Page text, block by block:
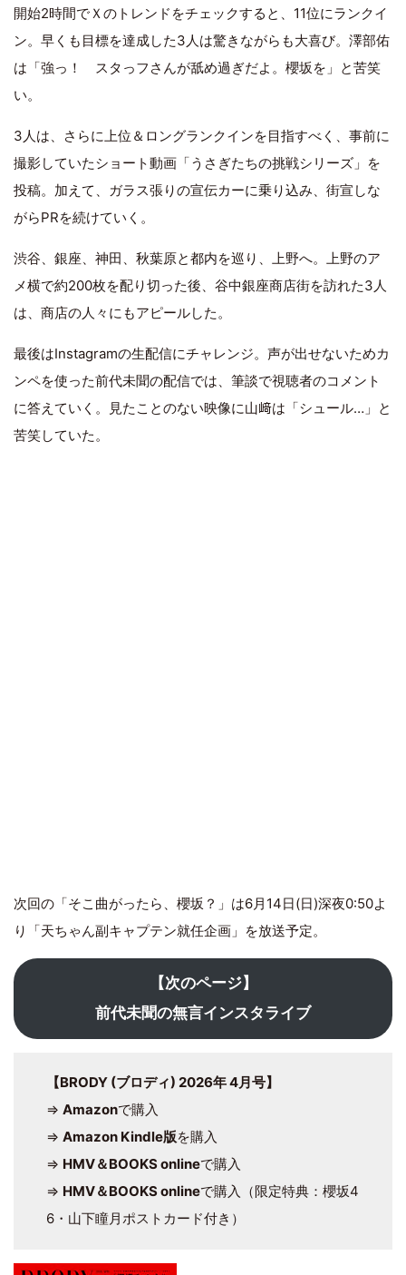
開始2時間でＸのトレンドをチェックすると、11位にランクイ
ン。早くも目標を達成した3人は驚きながらも大喜び。澤部佑
は「強っ！ スタっフさんが舐め過ぎだよ。櫻坂を」と苦笑
い。
3人は、さらに上位＆ロングランクインを目指すべく、事前に
撮影していたショート動画「うさぎたちの挑戦シリーズ」を
投稿。加えて、ガラス張りの宣伝カーに乗り込み、街宣しな
がらPRを続けていく。
渋谷、銀座、神田、秋葉原と都内を巡り、上野へ。上野のア
メ横で約200枚を配り切った後、谷中銀座商店街を訪れた3人
は、商店の人々にもアピールした。
最後はInstagramの生配信にチャレンジ。声が出せないためカ
ンペを使った前代未聞の配信では、筆談で視聴者のコメント
に答えていく。見たことのない映像に山﨑は「シュール…」と
苦笑していた。
次回の「そこ曲がったら、櫻坂？」は6月14日(日)深夜0:50よ
り「天ちゃん副キャプテン就任企画」を放送予定。
【次のページ】
前代未聞の無言インスタライブ
【BRODY (ブロディ) 2026年 4月号】
⇒ Amazonで購入
⇒ Amazon Kindle版を購入
⇒ HMV＆BOOKS onlineで購入
⇒ HMV＆BOOKS onlineで購入（限定特典：櫻坂4
6・山下瞳月ポストカード付き）